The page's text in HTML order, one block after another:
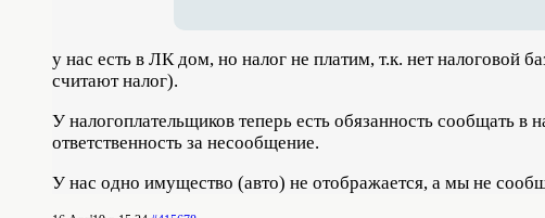
у нас есть в ЛК дом, но налог не платим, т.к. нет налоговой
считают налог).
У налогоплательщиков теперь есть обязанность сообщать
ответственность за несообщение.
У нас одно имущество (авто) не отображается, а мы не